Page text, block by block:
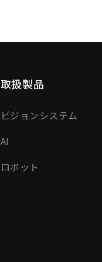
取扱製品
ビジョンシステム
AI
ロボット